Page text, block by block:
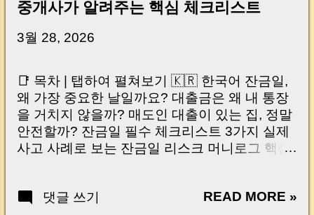
중개사가 알려주는 핵심 체크리스트
3월 28, 2026
📑 목차 | 탭하여 펼쳐보기 🇰🇷 한국어 잔금일,
왜 가장 중요한 날일까요? 대출금은 왜 내 통장
을 거치지 않을까? 매도인 대출이 있는 집, 정말
안전할까? 잔금일 필수 체크리스트 3가지 실제
사고 사례로 보는 잔금일 리스크 머니로그 핵심
Your Account Is It Safe If the Seller Has a
댓글 쓰기 READ MORE »